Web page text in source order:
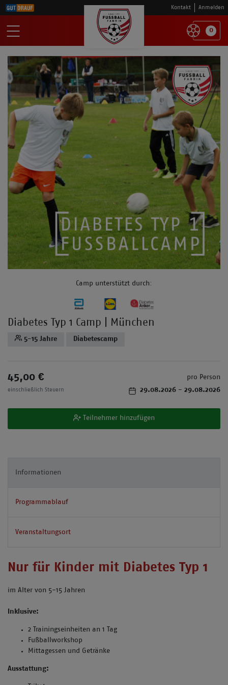
Kontakt Anmelden
0
Camp unterstützt durch:
Diabetes Typ 1 Camp | München
5-15 Jahre Diabetescamp
45,00 €
einschließlich Steuern
pro Person
29.08.2026 - 29.08.2026
Teilnehmer hinzufügen
Informationen
Programmablauf
Veranstaltungsort
Nur für Kinder mit Diabetes Typ 1
im Alter von 5-15 Jahren
Inklusive:
2 Trainingseinheiten an 1 Tag
Fußballworkshop
Mittagessen und Getränke
Ausstattung: